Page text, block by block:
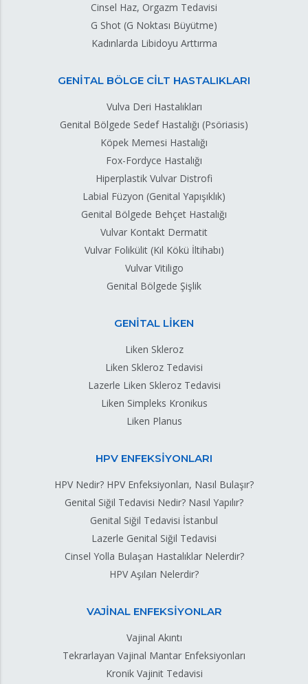
Cinsel Haz, Orgazm Tedavisi
G Shot (G Noktası Büyütme)
Kadınlarda Libidoyu Arttırma
GENİTAL BÖLGE CİLT HASTALIKLARI
Vulva Deri Hastalıkları
Genital Bölgede Sedef Hastalığı (Psöriasis)
Köpek Memesi Hastalığı
Fox-Fordyce Hastalığı
Hiperplastik Vulvar Distrofi
Labial Füzyon (Genital Yapışıklık)
Genital Bölgede Behçet Hastalığı
Vulvar Kontakt Dermatit
Vulvar Folikülit (Kıl Kökü İltihabı)
Vulvar Vitiligo
Genital Bölgede Şişlik
GENİTAL LİKEN
Liken Skleroz
Liken Skleroz Tedavisi
Lazerle Liken Skleroz Tedavisi
Liken Simpleks Kronikus
Liken Planus
HPV ENFEKSİYONLARI
HPV Nedir? HPV Enfeksiyonları, Nasıl Bulaşır?
Genital Siğil Tedavisi Nedir? Nasıl Yapılır?
Genital Siğil Tedavisi İstanbul
Lazerle Genital Siğil Tedavisi
Cinsel Yolla Bulaşan Hastalıklar Nelerdir?
HPV Aşıları Nelerdir?
VAJİNAL ENFEKSİYONLAR
Vajinal Akıntı
Tekrarlayan Vajinal Mantar Enfeksiyonları
Kronik Vajinit Tedavisi